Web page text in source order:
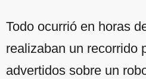
Todo ocurrió en horas
realizaban un recorrido
advertidos sobre un